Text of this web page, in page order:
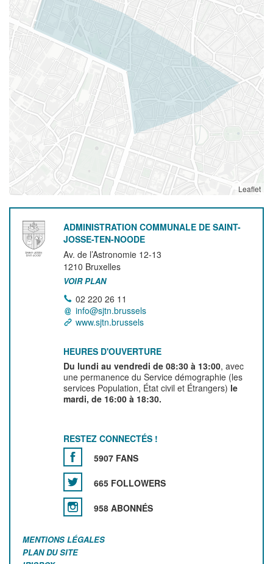
Leaflet
ADMINISTRATION COMMUNALE DE SAINT-
JOSSE-TEN-NOODE
Av. de l’Astronomie 12-13
1210 Bruxelles
VOIR PLAN
02 220 26 11
info@sjtn.brussels
www.sjtn.brussels
HEURES D'OUVERTURE
Du lundi au vendredi de 08:30 à 13:00, avec
une permanence du Service démographie (les
services Population, État civil et Étrangers) le
mardi, de 16:00 à 18:30.
RESTEZ CONNECTÉS !
5907 FANS
665 FOLLOWERS
958 ABONNÉS
MENTIONS LÉGALES
PLAN DU SITE